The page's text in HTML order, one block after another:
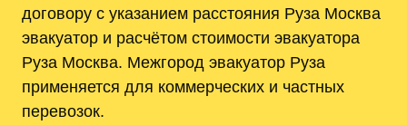
договору с указанием расстояния Руза Москва
эвакуатор и расчётом стоимости эвакуатора
Руза Москва. Межгород эвакуатор Руза
применяется для коммерческих и частных
перевозок.